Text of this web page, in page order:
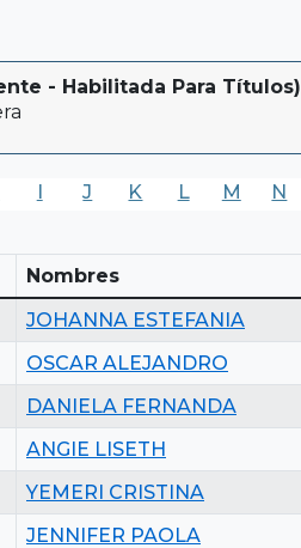
- Habilitada Para Títulos)
I J K L M N
Nombres
JOHANNA ESTEFANIA
OSCAR ALEJANDRO
DANIELA FERNANDA
ANGIE LISETH
YEMERI CRISTINA
JENNIFER PAOLA